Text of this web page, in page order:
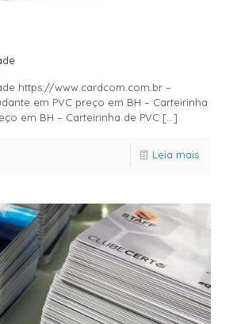
https://www.cardcom.com.br –
em PVC preço em BH – Carteirinha
em BH – Carteirinha de PVC […]
Leia mais